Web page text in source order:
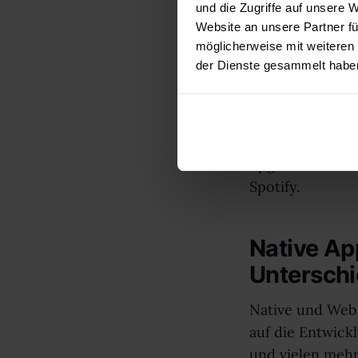
und die Zugriffe auf unsere
Website an unsere Partner
möglicherweise mit
der Dienste gesammelt
Entwicklung
laufen sowohl
Wartung meist
hauptsächlich
Commerce,
Spotify.
Native
Native und
auf die